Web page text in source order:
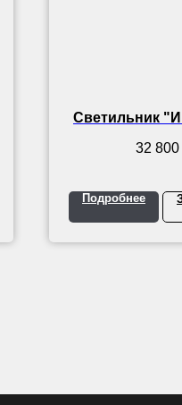
Светильник
32 800
Подробнее